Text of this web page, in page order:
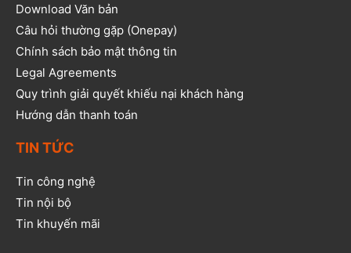
Download Văn bản
Câu hỏi thường gặp (Onepay)
Chính sách bảo mật thông tin
Legal Agreements
Quy trình giải quyết khiếu nại khách hàng
Hướng dẫn thanh toán
TIN TỨC
Tin công nghệ
Tin nội bộ
Tin khuyến mãi